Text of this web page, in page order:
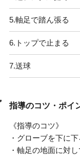
5.軸足で踏ん張る
6. トップで止まる
7.送球
指導のコツ・ポイ
《指導のコツ》
・グローブを下に
・軸足の地面に対